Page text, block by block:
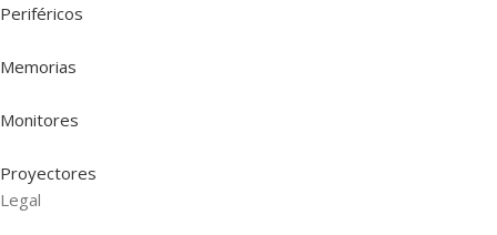
Periféricos
Memorias
Monitores
Proyectores
Legal